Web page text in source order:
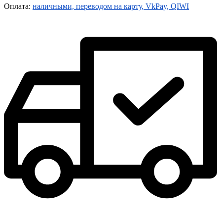
Оплата: наличными, переводом на карту, VkPay, QIWI